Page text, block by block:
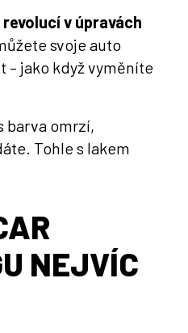
revolucí v úpravách
svoje auto
– jako když vyměníte
barva omrzí,
Tohle s lakem
NEJVÍC